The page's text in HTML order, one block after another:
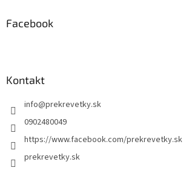
Facebook
Kontakt
info@prekrevetky.sk
0902480049
https://www.facebook.com/prekrevetky.sk
prekrevetky.sk